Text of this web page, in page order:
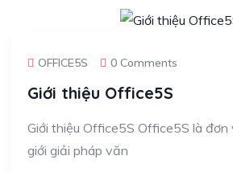
OFFICE5S 0 Comments
Giới thiệu Office5S
Giới thiệu Office5S Office5S là
giới giải pháp văn